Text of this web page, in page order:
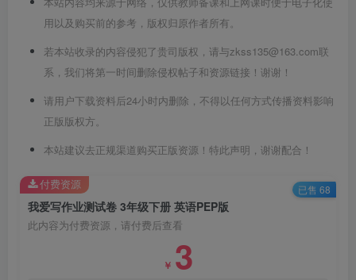
用以及购买前的参考，版权归原作者所有。
若本站收录的内容侵犯了贵司版权，请与zkss135@163.com联
系，我们将第一时间删除侵权帖子和资源链接！谢谢！
请用户下载资料后24小时内删除，不得以任何方式传播资料影响
正版版权方。
本站建议去正规渠道购买正版资源！特此声明，谢谢配合！
我爱写作业测试卷 3年级下册 英语PEP版
此内容为付费资源，请付费后查看
￥ 3
付费资源 已售 68